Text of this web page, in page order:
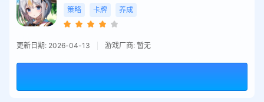
策略 卡牌 养成
更新日期: 2026-04-13 游戏厂商: 暂无